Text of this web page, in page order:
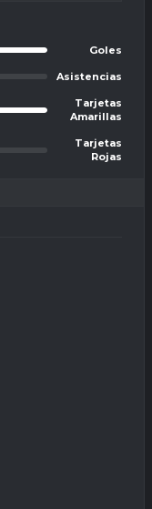
Goles
Asistencias
Tarjetas
Amarillas
Tarjetas
Rojas